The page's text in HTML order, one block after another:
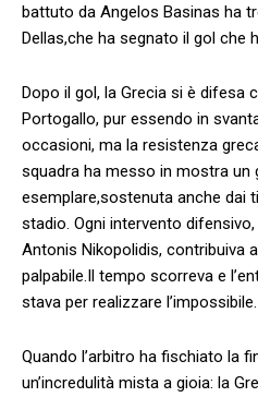
battuto da Angelos⁣ Basinas ha
Dellas,che ha segnato il gol che
Dopo il gol,⁢ la Grecia​ si è difesa
Portogallo, pur ⁢essendo​ in⁢
occasioni,​ ma la resistenza
squadra ha messo in mostra un‍
esemplare,sostenuta ⁤anche dai
stadio. Ogni intervento
Antonis Nikopolidis, contribuiva
palpabile.Il tempo scorreva ​e
stava per⁣ realizzare l’impossibile.
Quando l’arbitro ha fischiato la
un’incredulità mista a gioia: la